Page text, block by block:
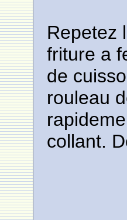
Repetez
friture a
de
rouleau
collant.